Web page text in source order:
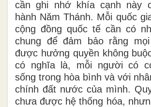
cần ghi nhớ khía cạnh này
hành Năm Thánh. Mỗi quốc
cộng đồng quốc tế cần có
chung để đảm bảo rằng
được hưởng quyền không
có nghĩa là, mỗi người có
sống trong hòa bình và với
chính đất nước của mình.
chưa được hệ thống hóa,